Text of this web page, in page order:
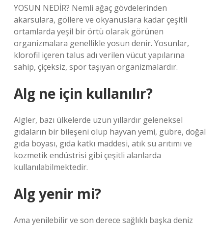
YOSUN NEDİR? Nemli ağaç gövdelerinden
akarsulara, göllere ve okyanuslara kadar çeşitli
ortamlarda yeşil bir örtü olarak görünen
organizmalara genellikle yosun denir. Yosunlar,
klorofil içeren talus adı verilen vücut yapılarına
sahip, çiçeksiz, spor taşıyan organizmalardır.
Alg ne için kullanılır?
Algler, bazı ülkelerde uzun yıllardır geleneksel
gıdaların bir bileşeni olup hayvan yemi, gübre, doğal
gıda boyası, gıda katkı maddesi, atık su arıtımı ve
kozmetik endüstrisi gibi çeşitli alanlarda
kullanılabilmektedir.
Alg yenir mi?
Ama yenilebilir ve son derece sağlıklı başka deniz